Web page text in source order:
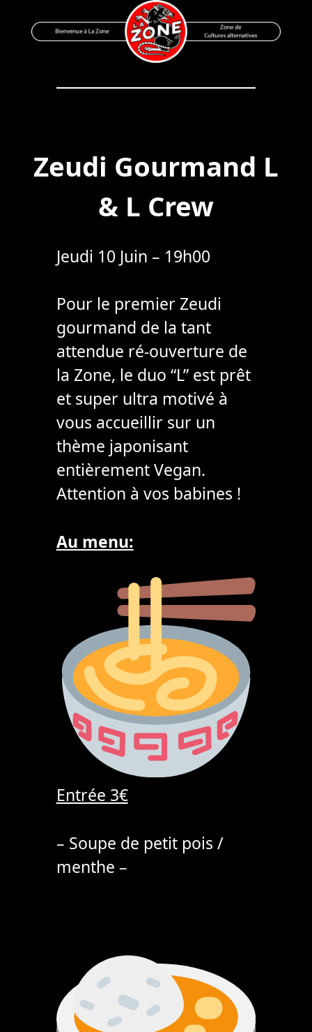
to
Bienvenue à La Zone
Zone de Cultures Alternatives
Zeudi Gourmand L
& L Crew
Jeudi 10 Juin – 19h00
Pour le premier Zeudi
gourmand de la tant
attendue ré-ouverture de
la Zone, le duo “L” est prêt
et super ultra motivé à
vous accueillir sur un
thème japonisant
entièrement Vegan.
Attention à vos babines !
Au menu:
Entrée 3€
– Soupe de petit pois /
menthe –